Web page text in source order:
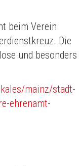
beim Verein
Die
und besonders
mainz/stadt-
ehrenamt-